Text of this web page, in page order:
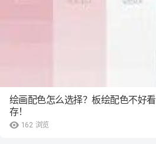
162 浏览
绘画配色怎么选择？板绘配色不好
存！